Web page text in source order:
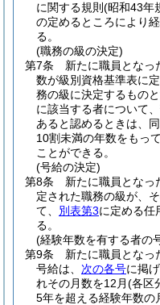
に関する規則 (昭和43年
の定めるところにより
る。
(職務の級の決定)
第7条
新たに職員となっ
数が級別資格基準表に
務の級に決定するものと
に該当する者について
あると認めるときは、
10割未満の年数をもっ
ことができる。
(号給の決定)
第8条
新たに職員となっ
定された職務の級が、
て、 別表第3に定める任
る。
(経験年数を有する者の
第9条
新たに職員となっ
号給は、 次の各号に掲
れその月数を12月(各区
5年を超える経験年数の